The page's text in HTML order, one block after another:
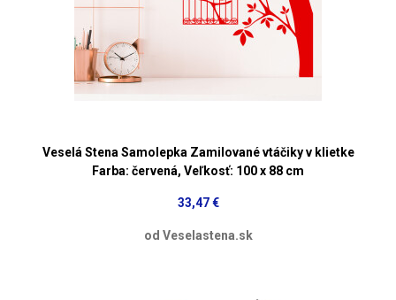
Veselá Stena Samolepka Zamilované vtáčiky v klietke
Farba: červená, Veľkosť: 100 x 88 cm
33,47 €
od Veselastena.sk